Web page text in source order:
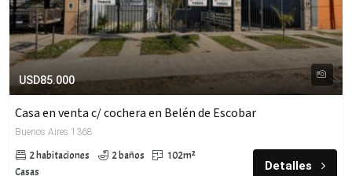
USD85.000
Casa en venta c/ cochera en Belén de Escobar
Buenos Aires 1368
2 habitaciones 2 baños
102m²
Casas
Detalles